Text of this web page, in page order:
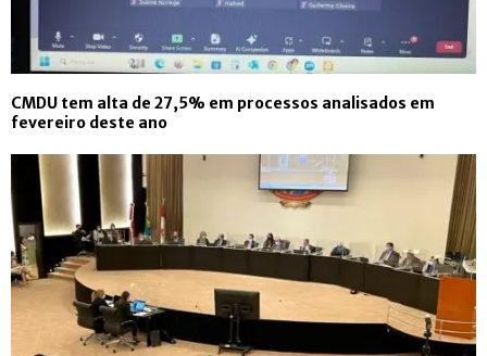
CMDU tem alta de 27,5% em processos analisados em
fevereiro deste ano